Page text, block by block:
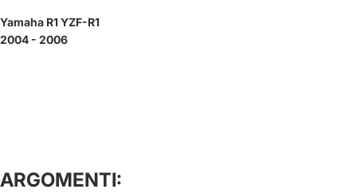
Yamaha R1 YZF-R1
2004 - 2006
ARGOMENTI: